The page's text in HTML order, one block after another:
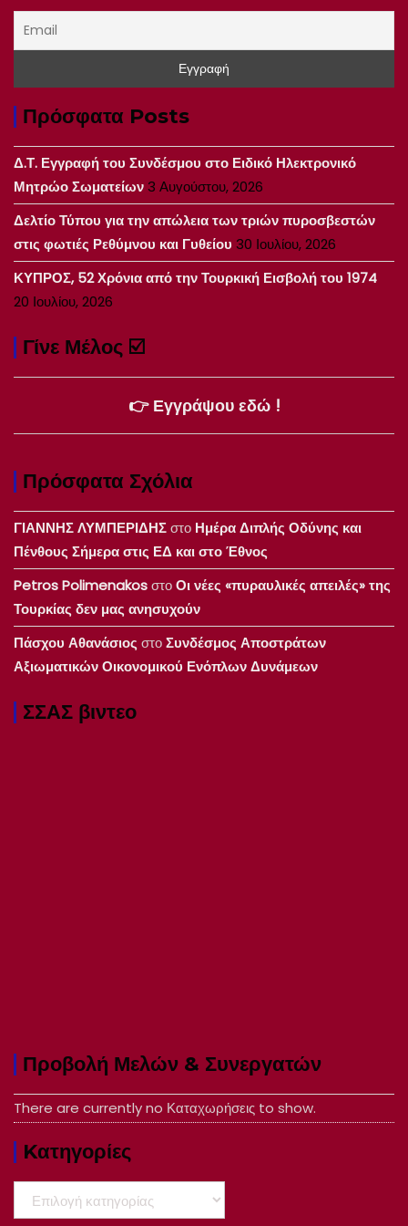
Πρόσφατα Posts
Δ.Τ. Εγγραφή του Συνδέσμου στο Ειδικό Ηλεκτρονικό
Μητρώο Σωματείων3 Αυγούστου, 2026
Δελτίο Τύπου για την απώλεια των τριών πυροσβεστών
στις φωτιές Ρεθύμνου και Γυθείου 30 Ιουλίου, 2026
ΚΥΠΡΟΣ, 52 Χρόνια από την Τουρκική Εισβολή του 1974
20 Ιουλίου, 2026
Γίνε Μέλος ☑️
👉 Εγγράψου εδώ !
Πρόσφατα Σχόλια
ΓΙΑΝΝΗΣ ΛΥΜΠΕΡΙΔΗΣστο Ημέρα Διπλής Οδύνης και
Πένθους Σήμερα στις ΕΔ και στο Έθνος
Petros PolimenakosστοΟι νέες «πυραυλικές απειλές» της
Τουρκίας δεν μας ανησυχούν
Πάσχου ΑθανάσιοςστοΣυνδέσμος Αποστράτων
Αξιωματικών Οικονομικού Ενόπλων Δυνάμεων
ΣΣΑΣ βιντεο
Προβολή Μελών & Συνεργατών
There are currently no Καταχωρήσεις to show.
Kατηγορίες
Kατηγορίες